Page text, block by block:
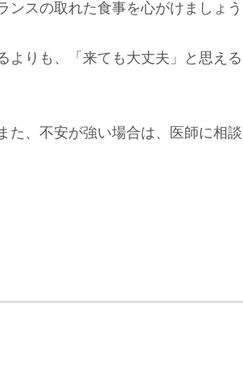
スの取れた食事を心がけましょう
りも、「来ても大丈夫」と思え
、不安が強い場合は、医師に相談